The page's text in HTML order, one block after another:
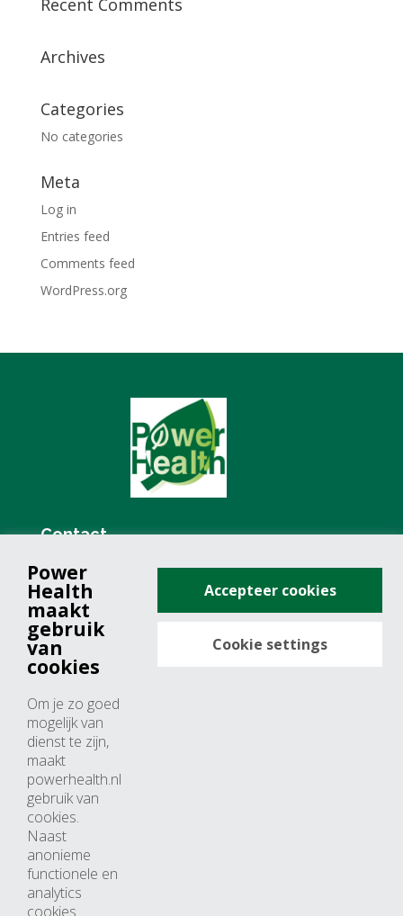
Recent Comments
Archives
Categories
No categories
Meta
Log in
Entries feed
Comments feed
WordPress.org
Contact
+31 (0)76 571 19 68
info@powerhealth.nl
Adresse
4817 ZH breda
Nederland
Horaires d’ouvertures
Du lundi au jeudi: 09:00 – 17:00
Vendredi: 09:00 – 15:00
Power
Health
maakt
gebruik
van
cookies
Om je zo goed
mogelijk van
dienst te zijn,
maakt
powerhealth.nl
gebruik van
cookies.
Naast
anonieme
functionele en
analytics
cookies
Accepteer cookies
Cookie settings